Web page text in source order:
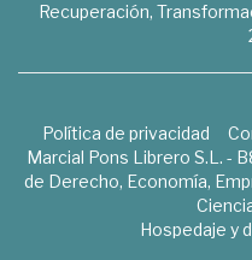
Recuperación,
Política de privacidad
Marcial Pons Librero S.L. -
de Derecho, Economía,
Hospedaje y